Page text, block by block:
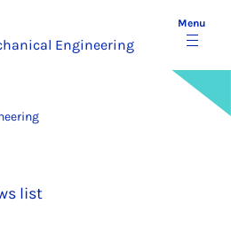
Engineering
Menu
list